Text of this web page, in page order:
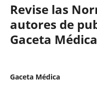
Revise las
autores de
Gaceta
Gaceta Médica